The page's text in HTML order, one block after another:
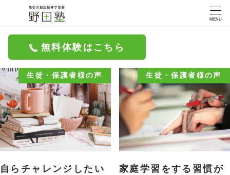
MENU
無料体験はこちら
生徒・保護者様の声
自らチャレンジしたい
生徒・保護者様の声
家庭学習をする習慣が